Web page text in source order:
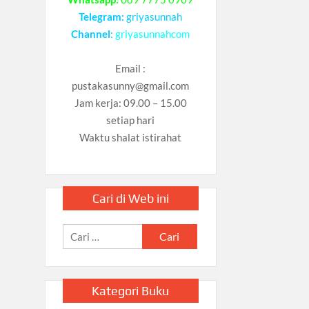
Telegram:griyasunnah
Channel:griyasunnahcom
Email :
pustakasunny@gmail.com
Jam kerja: 09.00 – 15.00
setiap hari
Waktu shalat istirahat
Cari di Web ini
Cari
untuk:
Kategori Buku